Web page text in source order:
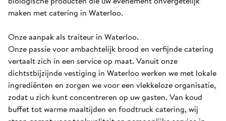
maken met catering in Waterloo.
Onze aanpak als traiteur in Waterloo.
Onze passie voor ambachtelijk brood en verfijnde catering
vertaalt zich in een service op maat. Vanuit onze
dichtstbijzijnde vestiging in Waterloo werken we met lokale
ingrediënten en zorgen we voor een vlekkeloze organisatie,
zodat u zich kunt concentreren op uw gasten. Van koud
buffet tot warme maaltijden en foodtruck catering, wij